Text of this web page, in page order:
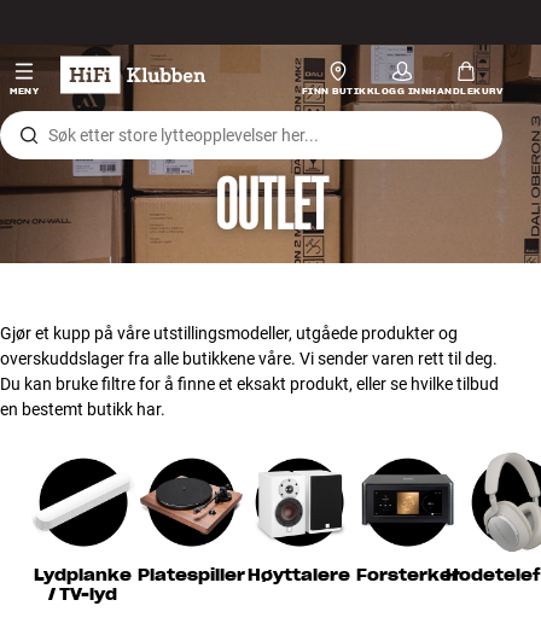
MENY FINN BUTIKKLOGG INNHANDLEKURV
Hi-Fi
Høyttalere
Platespiller
Hodetelefon
Surround
TV
Kabler
OUTLET
Gjør et kupp på våre utstillingsmodeller, utgåede produkter og
overskuddslager fra alle butikkene våre. Vi sender varen rett til deg.
Du kan bruke filtre for å finne et eksakt produkt, eller se hvilke tilbud
en bestemt butikk har.
Lydplanke
/ TV-lyd
PlatespillerHøyttalere Forsterker